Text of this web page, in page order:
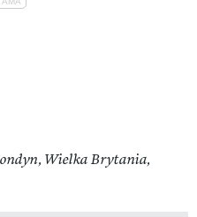
Wielka Brytania,